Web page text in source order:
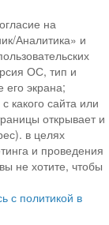
на
Аналитика» и
ОС, тип и
его экрана;
какого сайта или
открывает и
в целях
и проведения
не хотите, чтобы
с политикой в